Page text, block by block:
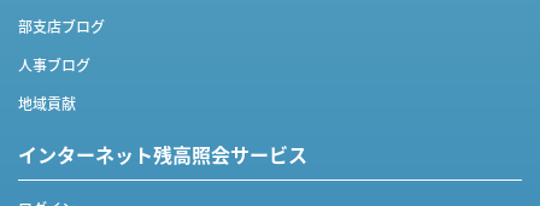
部支店ブログ
人事ブログ
地域貢献
インターネット残高照会サービス